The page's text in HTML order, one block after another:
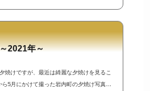
濃い色の景色が幻想的でした。↓ピンク色の
京の実家近くでも遠くまで空を見ることが
2021年～
焼けですが、最近は綺麗な夕焼けを見るこ
5月にかけて撮った岩内町の夕焼け写真を